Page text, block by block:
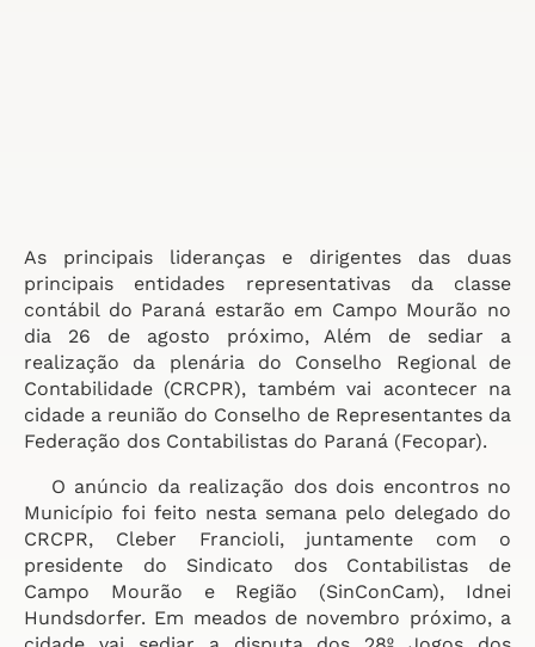
As principais lideranças e dirigentes das duas
principais entidades representativas da classe
contábil do Paraná estarão em Campo Mourão no
dia 26 de agosto próximo, Além de sediar a
realização da plenária do Conselho Regional de
Contabilidade (CRCPR), também vai acontecer na
cidade a reunião do Conselho de Representantes da
Federação dos Contabilistas do Paraná (Fecopar).
O anúncio da realização dos dois encontros no
Município foi feito nesta semana pelo delegado do
CRCPR, Cleber Francioli, juntamente com o
presidente do Sindicato dos Contabilistas de
Campo Mourão e Região (SinConCam), Idnei
Hundsdorfer. Em meados de novembro próximo, a